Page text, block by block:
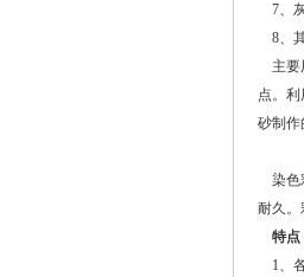
7、
8、
主要
点。
砂制作
染色
耐久。
特点
1、